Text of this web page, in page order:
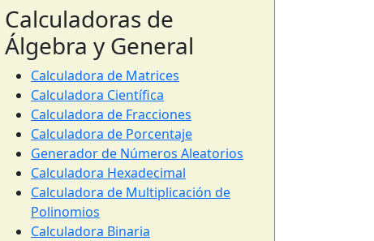
Calculadoras de
Álgebra y General
Calculadora de Matrices
Calculadora Científica
Calculadora de Fracciones
Calculadora de Porcentaje
Generador de Números Aleatorios
Calculadora Hexadecimal
Calculadora de Multiplicación de
Polinomios
Calculadora Binaria